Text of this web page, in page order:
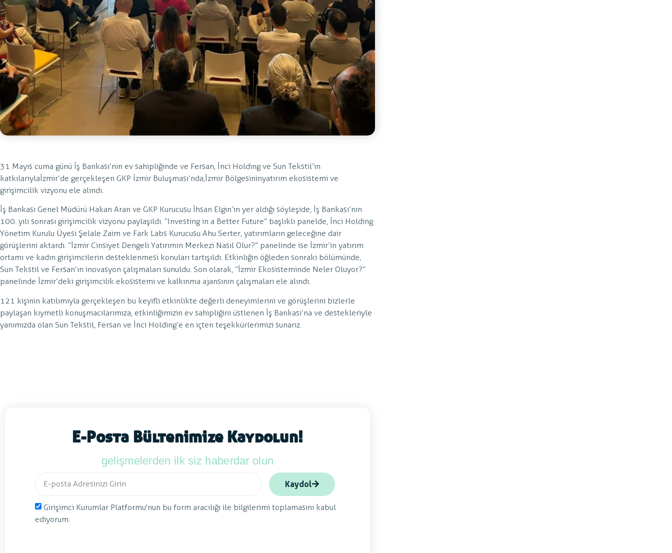
31 Mayıs cuma günü İş Bankası’nın ev sahipliğinde ve Fersan, İnci Holding ve Sun Tekstil’in
katkılarıyla İzmir’de gerçekleşen GKP İzmir Buluşması’nda, İzmir Bölgesinin yatırım ekosistemi ve
girişimcilik vizyonu ele alındı.
İş Bankası Genel Müdürü Hakan Aran ve GKP Kurucusu İhsan Elgin’in yer aldığı söyleşide, İş Bankası’nın
100. yılı sonrası girişimcilik vizyonu paylaşıldı. “Investing in a Better Future” başlıklı panelde, İnci Holding
Yönetim Kurulu Üyesi Şelale Zaim ve Fark Labs Kurucusu Ahu Serter, yatırımların geleceğine dair
görüşlerini aktardı. “İzmir Cinsiyet Dengeli Yatırımın Merkezi Nasıl Olur?” panelinde ise İzmir’in yatırım
ortamı ve kadın girişimcilerin desteklenmesi konuları tartışıldı. Etkinliğin öğleden sonraki bölümünde,
Sun Tekstil ve Fersan’ın inovasyon çalışmaları sunuldu. Son olarak, “İzmir Ekosisteminde Neler Oluyor?”
panelinde İzmir’deki girişimcilik ekosistemi ve kalkınma ajansının çalışmaları ele alındı.
121 kişinin katılımıyla gerçekleşen bu keyifli etkinlikte değerli deneyimlerini ve görüşlerini bizlerle
paylaşan kıymetli konuşmacılarımıza, etkinliğimizin ev sahipliğini üstlenen İş Bankası’na ve destekleriyle
yanımızda olan Sun Tekstil, Fersan ve İnci Holding’e en içten teşekkürlerimizi sunarız.
E-Posta Bültenimize Kaydolun!
gelişmelerden ilk siz haberdar olun
Girişimci Kurumlar Platformu'nun bu form aracılığı ile bilgilerimi toplamasını kabul
ediyorum.
Kaydol